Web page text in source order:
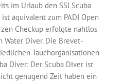
im Urlaub den SSI Scuba
äquivalent zum PADI Open
Checkup erfolgte nahtlos
Water Diver. Die Brevet-
Tauchorganisationen
Diver: Der Scuba Diver ist
genügend Zeit haben ein